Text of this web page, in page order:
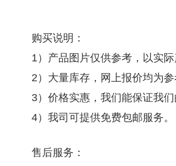
购买说明：
1）产品图片仅供参考，以实
2）大量库存，网上报价均为
3）价格实惠，我们能保证我
4）我司可提供免费包邮服务。
售后服务：